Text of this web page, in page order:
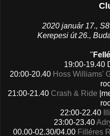
2020 január 17.,
Kerepesi út 26.,
"
19:00-19.40
20:00-20.40 Hoss Williams'
21:00-21.40 Crash & Ride
22:00-22.40
23:00-23.40
00.00-02.30/04.00 Filléres